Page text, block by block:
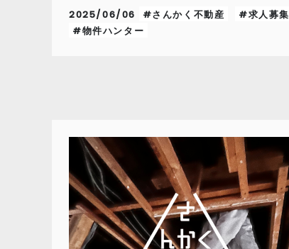
2025/06/06 #さんかく不動産
#求人募集
#物件ハンター